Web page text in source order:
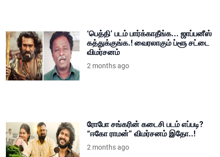
‘பெத்தி’ படம் பார்க்காதீங்க... ஜாப்பனீஸ்
கத்துக்குங்க.! வைரலாகும் ப்ளூ சட்டை
விமர்சனம்
2 months ago
ரோபோ சங்கரின் கடைசி படம் எப்படி?
“ஈகோ ராமன்” விமர்சனம் இதோ..!
2 months ago